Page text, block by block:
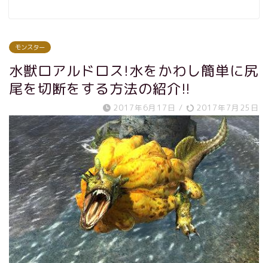
モンスター
水獣ロアルドロス!水をかわし簡単に尻
尾を切断をする方法の紹介!!
2017年6月17日 / 2017年7月25日